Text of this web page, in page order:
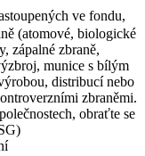
ve fondu,
(atomové, biologické
zápalné zbraně,
munice s bílým
distribucí nebo
zbraněmi.
obraťte se